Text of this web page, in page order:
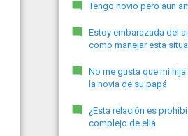
Tengo novio pero aun
Estoy embarazada del
como manejar esta
No me gusta que mi
la novia de su papá
¿Esta relación es
complejo de ella